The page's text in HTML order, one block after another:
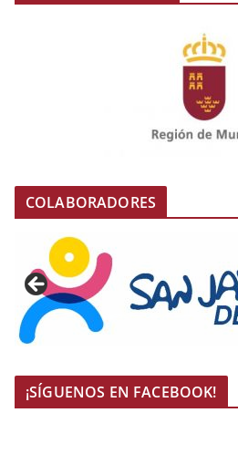
COLABORADORES
¡SÍGUENOS EN FACEBOOK!